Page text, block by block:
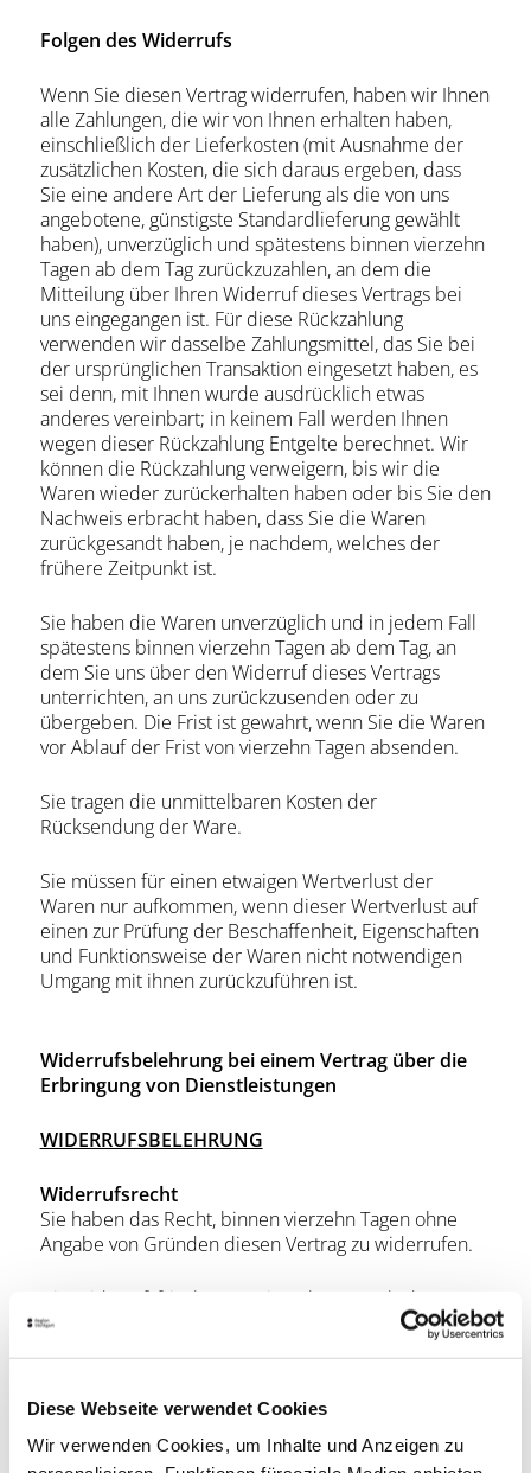
Diese Webseite verwendet Cookies
Wir verwenden Cookies, um Inhalte und Anzeigen zu
Folgen des Widerrufs
Wenn Sie diesen Vertrag widerrufen, haben wir Ihnen
alle Zahlungen, die wir von Ihnen erhalten haben,
einschließlich der Lieferkosten (mit Ausnahme der
zusätzlichen Kosten, die sich daraus ergeben, dass
Sie eine andere Art der Lieferung als die von uns
angebotene, günstigste Standardlieferung gewählt
haben), unverzüglich und spätestens binnen vierzehn
Tagen ab dem Tag zurückzuzahlen, an dem die
Mitteilung über Ihren Widerruf dieses Vertrags bei
uns eingegangen ist. Für diese Rückzahlung
verwenden wir dasselbe Zahlungsmittel, das Sie bei
der ursprünglichen Transaktion eingesetzt haben, es
sei denn, mit Ihnen wurde ausdrücklich etwas
anderes vereinbart; in keinem Fall werden Ihnen
wegen dieser Rückzahlung Entgelte berechnet. Wir
können die Rückzahlung verweigern, bis wir die
Waren wieder zurückerhalten haben oder bis Sie den
Nachweis erbracht haben, dass Sie die Waren
zurückgesandt haben, je nachdem, welches der
frühere Zeitpunkt ist.
Sie haben die Waren unverzüglich und in jedem Fall
spätestens binnen vierzehn Tagen ab dem Tag, an
dem Sie uns über den Widerruf dieses Vertrags
unterrichten, an uns zurückzusenden oder zu
übergeben. Die Frist ist gewahrt, wenn Sie die Waren
vor Ablauf der Frist von vierzehn Tagen absenden.
Sie tragen die unmittelbaren Kosten der
Rücksendung der Ware.
Sie müssen für einen etwaigen Wertverlust der
Waren nur aufkommen, wenn dieser Wertverlust auf
einen zur Prüfung der Beschaffenheit, Eigenschaften
und Funktionsweise der Waren nicht notwendigen
Umgang mit ihnen zurückzuführen ist.
Widerrufsbelehrung bei einem Vertrag über die
Erbringung von Dienstleistungen
WIDERRUFSBELEHRUNG
Widerrufsrecht
Sie haben das Recht, binnen vierzehn Tagen ohne
Angabe von Gründen diesen Vertrag zu widerrufen.
Die Widerrufsfrist beträgt vierzehn Tage ab dem Tag
des Vertragsabschlusses.
Stuttgart-Marketing GmbH, Marktstraße 2, 70173
einer eindeutigen Erklärung (z. B. ein mit der Post